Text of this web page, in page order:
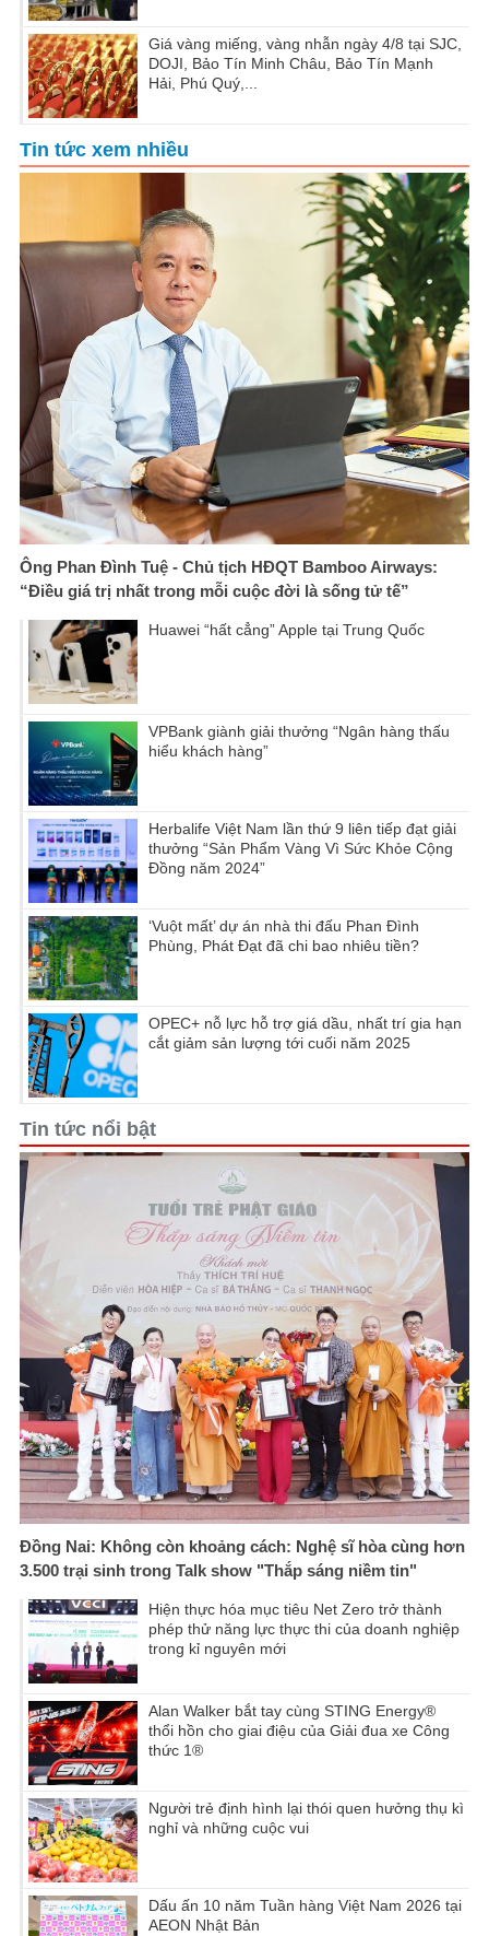
Giá vàng miếng, vàng nhẫn ngày 4/8 tại SJC,
DOJI, Bảo Tín Minh Châu, Bảo Tín Mạnh
Hải, Phú Quý,...
Tin tức xem nhiều
Ông Phan Đình Tuệ - Chủ tịch HĐQT Bamboo Airways:
“Điều giá trị nhất trong mỗi cuộc đời là sống tử tế”
Huawei “hất cẳng” Apple tại Trung Quốc
VPBank giành giải thưởng “Ngân hàng thấu
hiểu khách hàng”
Herbalife Việt Nam lần thứ 9 liên tiếp đạt giải
thưởng “Sản Phẩm Vàng Vì Sức Khỏe Cộng
Đồng năm 2024”
‘Vuột mất’ dự án nhà thi đấu Phan Đình
Phùng, Phát Đạt đã chi bao nhiêu tiền?
OPEC+ nỗ lực hỗ trợ giá dầu, nhất trí gia hạn
cắt giảm sản lượng tới cuối năm 2025
Tin tức nổi bật
Đồng Nai: Không còn khoảng cách: Nghệ sĩ hòa cùng hơn
3.500 trại sinh trong Talk show "Thắp sáng niềm tin"
Hiện thực hóa mục tiêu Net Zero trở thành
phép thử năng lực thực thi của doanh nghiệp
trong kỉ nguyên mới
Alan Walker bắt tay cùng STING Energy®
thổi hồn cho giai điệu của Giải đua xe Công
thức 1®
Người trẻ định hình lại thói quen hưởng thụ kì
nghỉ và những cuộc vui
Dấu ấn 10 năm Tuần hàng Việt Nam 2026 tại
AEON Nhật Bản